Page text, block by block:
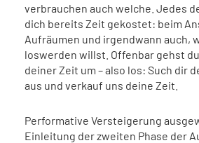
verbrauchen auch welche. Jedes
dich bereits Zeit gekostet: beim
Aufräumen und irgendwann auch,
loswerden willst. Offenbar gehst
deiner Zeit um – also los: Such dir
aus und verkauf uns deine Zeit.
Performative Versteigerung
Einleitung der zweiten Phase der